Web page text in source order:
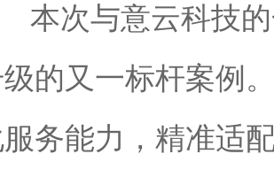
次与意云科技的
的又一标杆案例
务能力，精准适